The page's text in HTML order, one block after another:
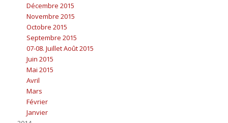
Décembre 2015
Novembre 2015
Octobre 2015
Septembre 2015
07-08. Juillet Août 2015
Juin 2015
Mai 2015
Avril
Mars
Février
Janvier